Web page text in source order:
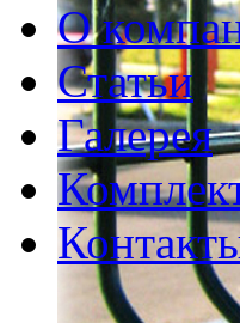
О
Статьи
Галерея